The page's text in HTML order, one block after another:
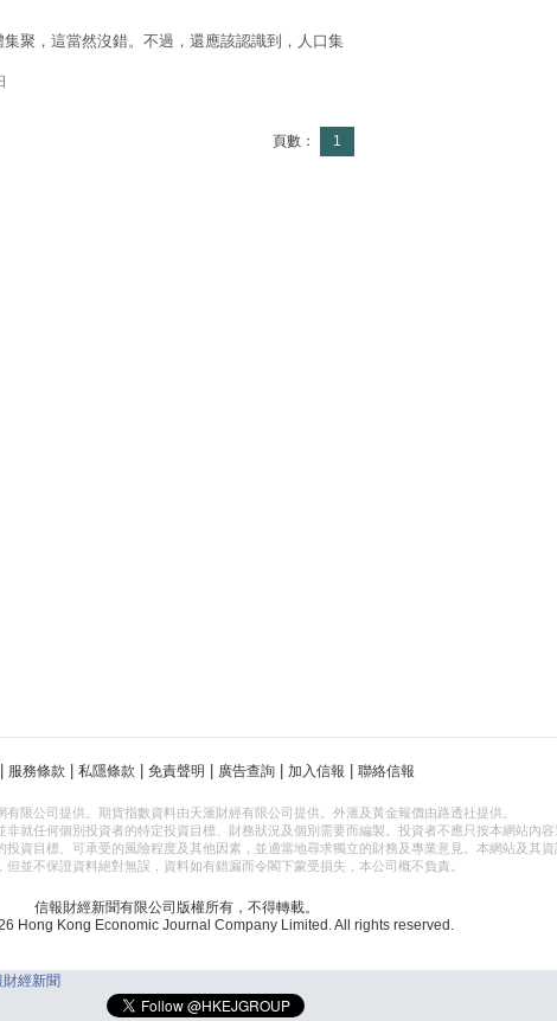
聚，這當然沒錯。不過，還應該認識到，人口集
頁數： 1
服務條款 私隱條款 免責聲明 廣告查詢 加入信報 聯絡信報
有限公司提供。期貨指數資料由天滙財經有限公司提供。外滙及黃金報價由路透社提供。
就任何個別投資者的特定投資目標、財務狀況及個別需要而編製。投資者不應只按本網站內容
資目標、可承受的風險程度及其他因素，並適當地尋求獨立的財務及專業意見。本網站及其
但並不保證資料絕對無誤，資料如有錯漏而令閣下蒙受損失，本公司概不負責。
信報財經新聞有限公司版權所有，不得轉載。
Hong Kong Economic Journal Company Limited. All rights reserved.
財經新聞